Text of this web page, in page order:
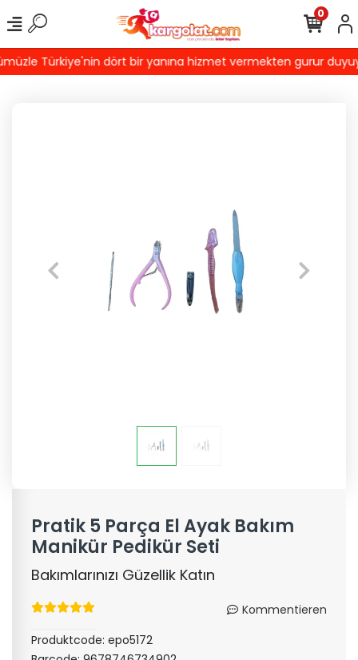
Türkiye'nin dört bir yanına hizmet vermekten gurur
0
Pratik 5 Parça El Ayak Bakım
Manikür Pedikür Seti
Bakımlarınızı Güzellik Katın
Kommentieren
Produktcode: epo5172